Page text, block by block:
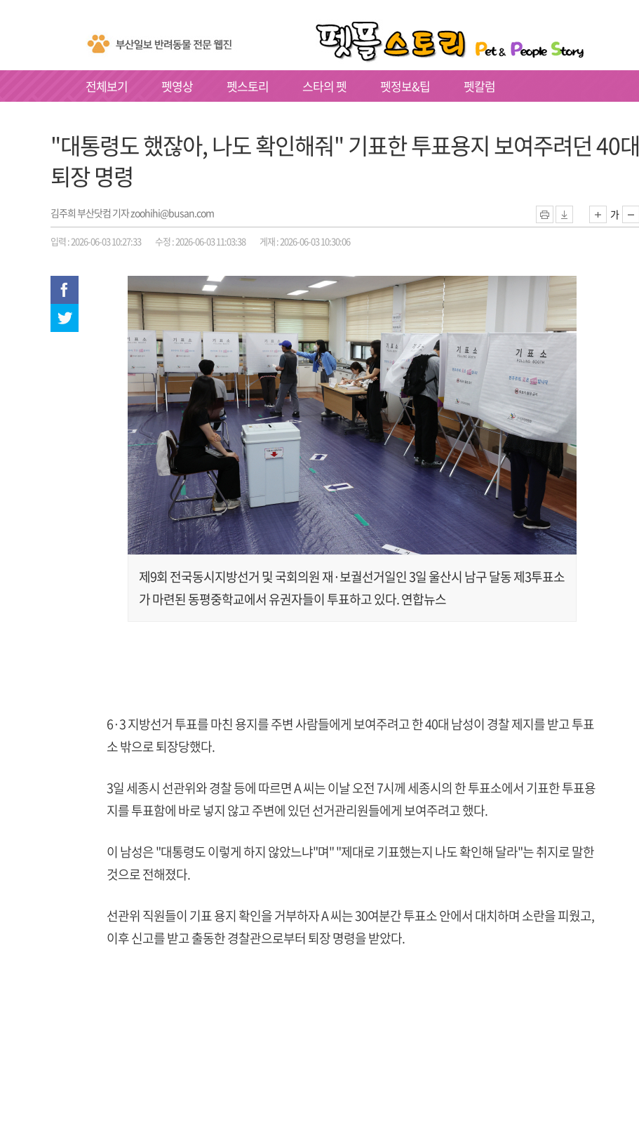
전체보기 펫영상 펫스토리 스타의 펫 펫정보&팁 펫칼럼
"대통령도 했잖아, 나도 확인해줘" 기표한 투표용지 보여주려던 40대
퇴장 명령
김주희 부산닷컴 기자 zoohihi@busan.com 가
입력 : 2026-06-03 10:27:33 수정 : 2026-06-03 11:03:38 게재 : 2026-06-03 10:30:06
제9회 전국동시지방선거 및 국회의원 재·보궐선거일인 3일 울산시 남구 달동 제3투표소
가 마련된 동평중학교에서 유권자들이 투표하고 있다. 연합뉴스
6·3 지방선거 투표를 마친 용지를 주변 사람들에게 보여주려고 한 40대 남성이 경찰 제지를 받고 투표
소 밖으로 퇴장당했다.
3일 세종시 선관위와 경찰 등에 따르면 A 씨는 이날 오전 7시께 세종시의 한 투표소에서 기표한 투표용
지를 투표함에 바로 넣지 않고 주변에 있던 선거관리원들에게 보여주려고 했다.
이 남성은 "대통령도 이렇게 하지 않았느냐"며" "제대로 기표했는지 나도 확인해 달라"는 취지로 말한
것으로 전해졌다.
선관위 직원들이 기표 용지 확인을 거부하자 A 씨는 30여분간 투표소 안에서 대치하며 소란을 피웠고,
이후 신고를 받고 출동한 경찰관으로부터 퇴장 명령을 받았다.